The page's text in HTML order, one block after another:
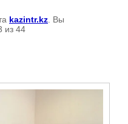
kazintr.kz . Вы
из 44